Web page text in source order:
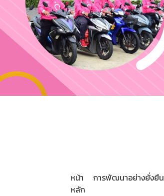
หน้า
หลัก
การพัฒนาอย่างยั่งยืน